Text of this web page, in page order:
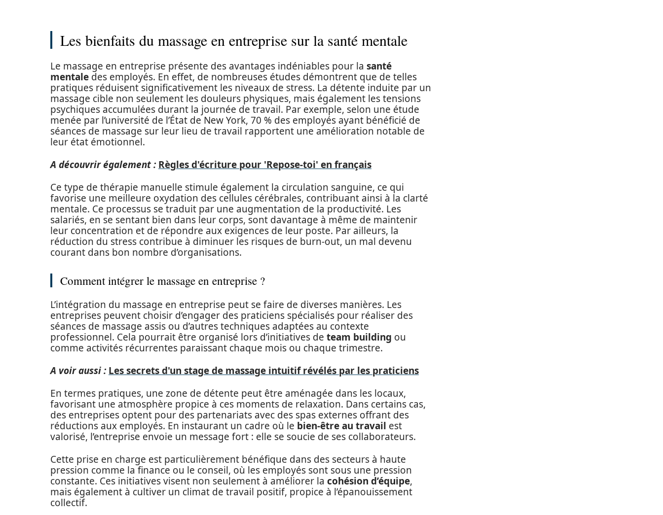
Les bienfaits du massage en entreprise sur la santé mentale
Le massage en entreprise présente des avantages indéniables pour la santé
mentale des employés. En effet, de nombreuses études démontrent que de telles
pratiques réduisent significativement les niveaux de stress. La détente induite par un
massage cible non seulement les douleurs physiques, mais également les tensions
psychiques accumulées durant la journée de travail. Par exemple, selon une étude
menée par l’université de l’État de New York, 70 % des employés ayant bénéficié de
séances de massage sur leur lieu de travail rapportent une amélioration notable de
leur état émotionnel.
A découvrir également : Règles d'écriture pour 'Repose-toi' en français
Ce type de thérapie manuelle stimule également la circulation sanguine, ce qui
favorise une meilleure oxydation des cellules cérébrales, contribuant ainsi à la clarté
mentale. Ce processus se traduit par une augmentation de la productivité. Les
salariés, en se sentant bien dans leur corps, sont davantage à même de maintenir
leur concentration et de répondre aux exigences de leur poste. Par ailleurs, la
réduction du stress contribue à diminuer les risques de burn-out, un mal devenu
courant dans bon nombre d’organisations.
Comment intégrer le massage en entreprise ?
L’intégration du massage en entreprise peut se faire de diverses manières. Les
entreprises peuvent choisir d’engager des praticiens spécialisés pour réaliser des
séances de massage assis ou d’autres techniques adaptées au contexte
professionnel. Cela pourrait être organisé lors d’initiatives de team building ou
comme activités récurrentes paraissant chaque mois ou chaque trimestre.
A voir aussi : Les secrets d'un stage de massage intuitif révélés par les praticiens
En termes pratiques, une zone de détente peut être aménagée dans les locaux,
favorisant une atmosphère propice à ces moments de relaxation. Dans certains cas,
des entreprises optent pour des partenariats avec des spas externes offrant des
réductions aux employés. En instaurant un cadre où le bien-être au travail est
valorisé, l’entreprise envoie un message fort : elle se soucie de ses collaborateurs.
Cette prise en charge est particulièrement bénéfique dans des secteurs à haute
pression comme la finance ou le conseil, où les employés sont sous une pression
constante. Ces initiatives visent non seulement à améliorer la cohésion d’équipe,
mais également à cultiver un climat de travail positif, propice à l’épanouissement
collectif.